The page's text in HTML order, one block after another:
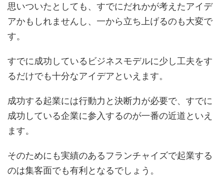
思いついたとしても、すでにだれかが考えたアイデ
アかもしれませんし、一から立ち上げるのも大変で
す。
すでに成功しているビジネスモデルに少し工夫をす
るだけでも十分なアイデアといえます。
成功する起業には行動力と決断力が必要で、すでに
成功している企業に参入するのが一番の近道といえ
ます。
そのためにも実績のあるフランチャイズで起業する
のは集客面でも有利となるでしょう。